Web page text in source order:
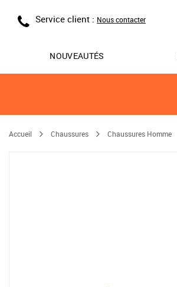
Service client : Nous contacter
NOUVEAUTÉS
Accueil Chaussures Chaussures Homme